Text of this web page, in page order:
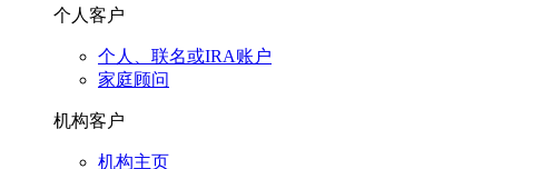
个人客户
个人、联名或IRA账户
家庭顾问
机构客户
机构主页